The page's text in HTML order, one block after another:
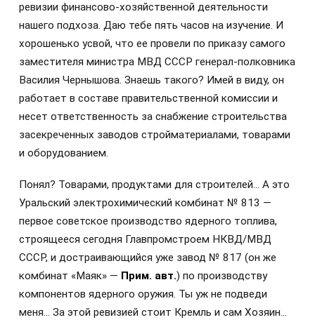
ревизии финансово-хозяйственной деятельности
нашего подхоза. Даю тебе пять часов на изучение. И
хорошенько усвой, что ее провели по приказу самого
заместителя министра МВД СССР генерал-полковника
Василия Чернышова. Знаешь такого? Имей в виду, он
работает в составе правительственной комиссии и
несет ответственность за снабжение строительства
засекреченных заводов стройматериалами, товарами
и оборудованием.
Понял? Товарами, продуктами для строителей… А это
Уральский электрохимический комбинат № 813 —
первое советское производство ядерного топлива,
строящееся сегодня Главпромстроем НКВД/МВД
СССР, и достраивающийся уже завод № 817 (он же
комбинат «Маяк» — Прим. авт.) по производству
компонентов ядерного оружия. Ты уж не подведи
меня… За этой ревизией стоит Кремль и сам Хозяин…